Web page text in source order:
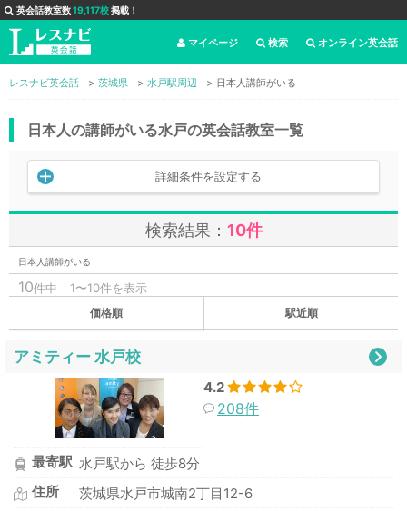
英会話教室数19,117校掲載！
オンライン英会話
検索
マイページ
レスナビ英会話 茨城県 水戸駅周辺 日本人講師がいる
日本人の講師がいる水戸の英会話教室一覧
詳細条件を設定する
検索結果： 10件
日本人講師がいる
10件中 1〜10件を表示
価格順 駅近順
アミティー 水戸校
4.2
208件
最寄駅 水戸駅から 徒歩8分
住所
茨城県水戸市城南2丁目12-6